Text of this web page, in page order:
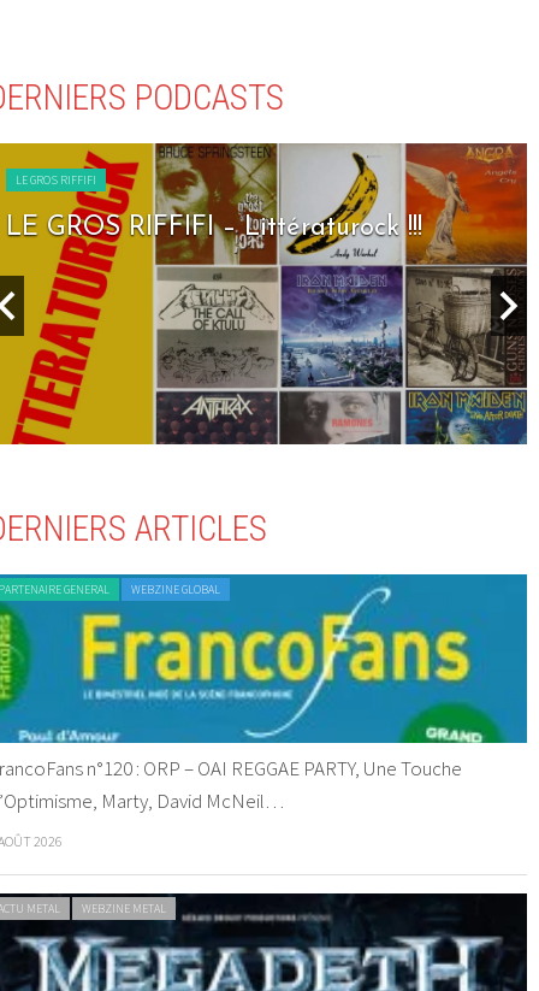
PODCASTS
LE GROS RIFFIFI
LE GROS RIFFIFI – Littératurock !!!
ARTICLES
GENERAL WEBZINE GLOBAL
n°120 : ORP – OAI REGGAE PARTY, Une Touche
Marty, David McNeil…
2026
METAL WEBZINE METAL